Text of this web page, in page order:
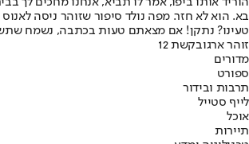
בא. הוא לא חזר. מפה נולד סיפור שזוהר ניסה
טעינו? נתקן! אם מצאתם טעות בכתבה, נשמח
זוהר ארגובקשת 12
מדורים
ספורט
תרבות ובידור
לייף סטייל
אוכל
תיירות